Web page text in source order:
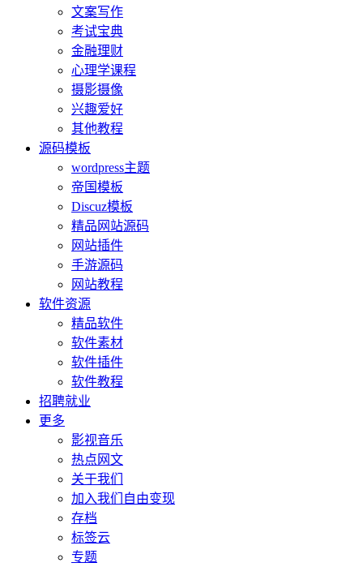
文案写作
考试宝典
金融理财
心理学课程
摄影摄像
兴趣爱好
其他教程
源码模板
wordpress主题
帝国模板
Discuz模板
精品网站源码
网站插件
手游源码
网站教程
软件资源
精品软件
软件素材
软件插件
软件教程
招聘就业
更多
影视音乐
热点网文
关于我们
加入我们自由变现
存档
标签云
专题